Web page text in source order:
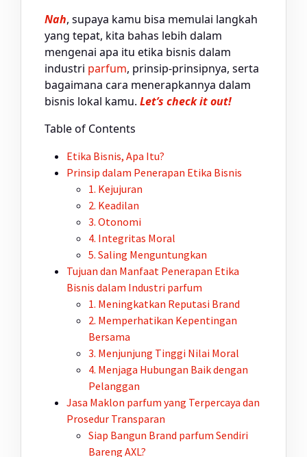
Nah, supaya kamu bisa memulai langkah
yang tepat, kita bahas lebih dalam
mengenai apa itu etika bisnis dalam
industri parfum, prinsip-prinsipnya, serta
bagaimana cara menerapkannya dalam
bisnis lokal kamu. Let’s check it out!
Table of Contents
Etika Bisnis, Apa Itu?
Prinsip dalam Penerapan Etika Bisnis
1. Kejujuran
2. Keadilan
3. Otonomi
4. Integritas Moral
5. Saling Menguntungkan
Tujuan dan Manfaat Penerapan Etika
Bisnis dalam Industri parfum
1. Meningkatkan Reputasi Brand
2. Memperhatikan Kepentingan
Bersama
3. Menjunjung Tinggi Nilai Moral
4. Menjaga Hubungan Baik dengan
Pelanggan
Jasa Maklon parfum yang Terpercaya dan
Prosedur Transparan
Siap Bangun Brand parfum Sendiri
Bareng AXL?